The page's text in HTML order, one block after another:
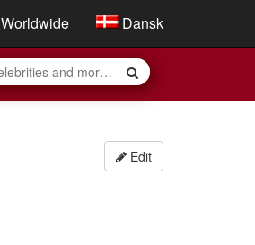
Worldwide Dansk
Edit